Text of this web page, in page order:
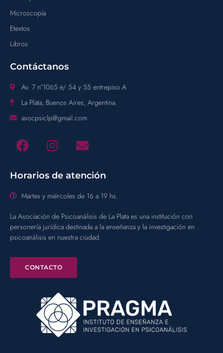
Microscopía
Etextos
Libros
Contáctanos
Av. 7 n°1065 e/ 54 y 55 entrepiso A
La Plata, Buenos Aires, Argentina.
asocpsiclp@gmail.com
Horarios de atención
Martes y miércoles de 16 a 19 hs.
La Asociación de Psicoanálisis de La Plata es una institución con
personería jurídica destinada a la enseñanza y la investigación en
psicoanálisis en nuestra ciudad.
CONTACTO